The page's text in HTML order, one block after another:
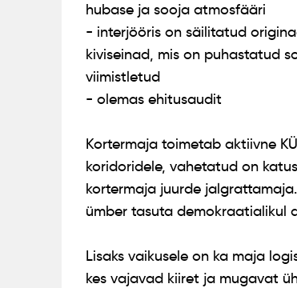
hubase ja sooja atmosfääri
- interjööris on säilitatud
kiviseinad, mis on puhastatud
viimistletud
- olemas ehitusaudit
Kortermaja toimetab aktiivne
koridoridele, vahetatud on
kortermaja juurde
ümber tasuta demokraatialikul
Lisaks vaikusele on ka maja
kes vajavad kiiret ja mugavat